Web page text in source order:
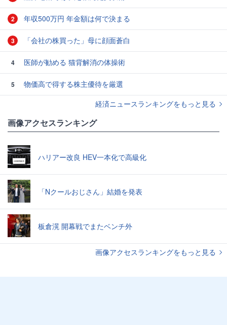
2 年収500万円 年金額は何で決まる
3 「会社の株買った」母に顔面蒼白
4 医師が勧める 猫背解消の体操術
5
物価高で得する株主優待を厳選
経済ニュースランキングをもっと見る
画像アクセスランキング
ハリアー改良 HEV一本化で高級化
「Nクールおじさん」結婚を発表
板倉滉 開幕戦でまたベンチ外
画像アクセスランキングをもっと見る